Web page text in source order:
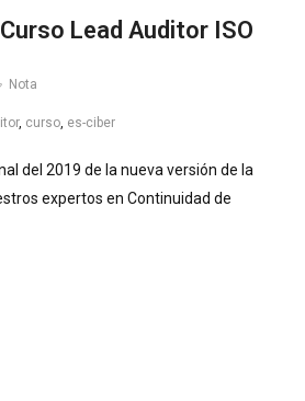
Lead Auditor ISO
Nota
, curso, es-ciber
del 2019 de la nueva versión de la
expertos en Continuidad de